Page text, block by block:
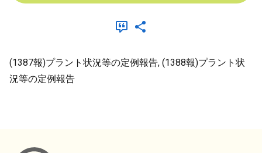
(1387報)プラント状況等の定例報告, (1388報)プラント状
況等の定例報告